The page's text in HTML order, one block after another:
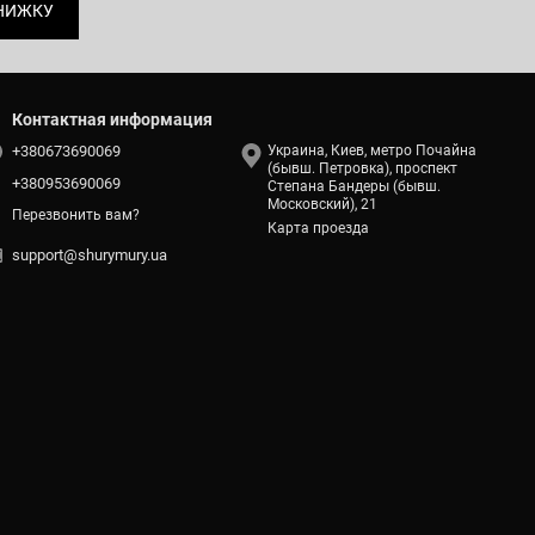
Контактная информация
+380673690069
+380953690069
Перезвонить вам?
support@shurymury.ua
Украина, Киев, метро Почайна
(бывш. Петровка), проспект
Степана Бандеры (бывш.
Московский), 21
Карта проезда